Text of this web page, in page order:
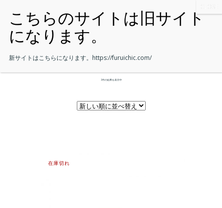
3件の結果を表示中
在庫切れ
新サイトはこちらになります。 https://furuichic.com/